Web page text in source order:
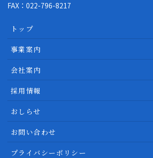
FAX：022-796-8217
トップ
事業案内
会社案内
採用情報
おしらせ
お問い合わせ
プライバシーポリシー